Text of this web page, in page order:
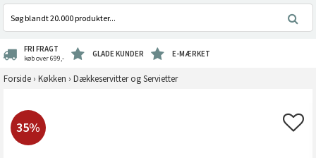
FRI FRAGT
køb over 699,- GLADE KUNDER E-MÆRKET
Forside › Køkken › Dækkeservitter og Servietter
35%